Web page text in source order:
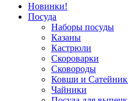
Новинки!
Посуда
Наборы посуды
Казаны
Кастрюли
Скороварки
Сковороды
Ковши и
Чайники